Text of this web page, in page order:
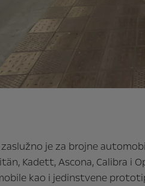
je za brojne
Kadett, Ascona, Calibra i
kao i jedinstvene